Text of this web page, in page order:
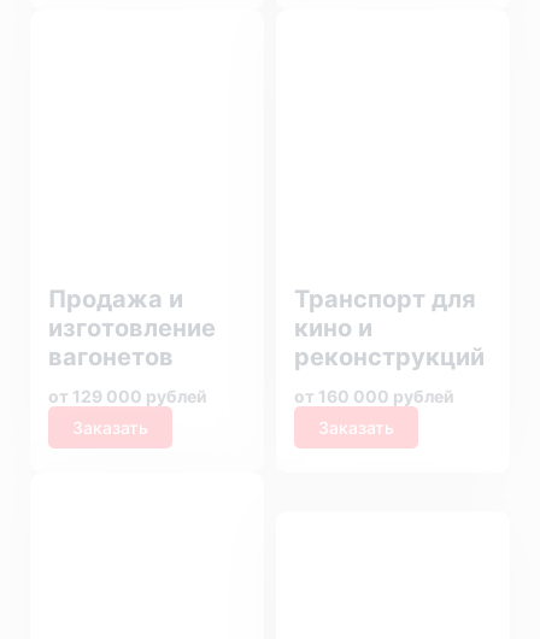
Продажа и
изготовление
вагонетов
от 129 000 рублей
Заказать
Транспорт для
кино и
реконструкций
от 160 000 рублей
Заказать